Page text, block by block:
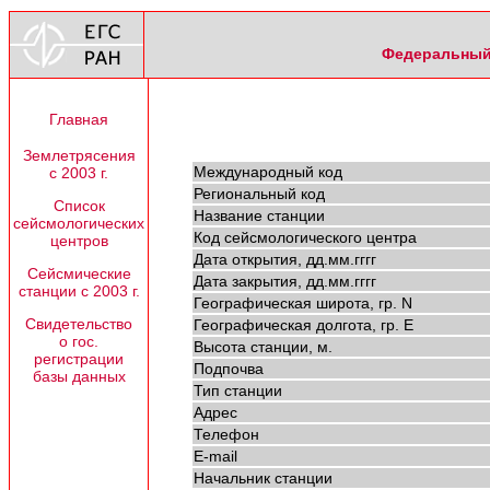
Федеральный
Главная
Землетрясения
с 2003 г.
Список
сейсмологических
центров
Сейсмические
станции с 2003 г.
Свидетельство
о гос.
регистрации
базы данных
Международный код
Региональный код
Название станции
Код сейсмологического центра
Дата открытия, дд.мм.гггг
Дата закрытия, дд.мм.гггг
Географическая широта, гр. N
Географическая долгота, гр. E
Высота станции, м.
Подпочва
Тип станции
Адрес
Телефон
E-mail
Начальник станции